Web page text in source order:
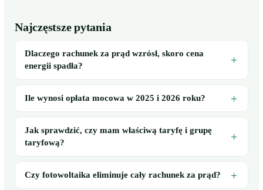
Najczęstsze pytania
Dlaczego rachunek za prąd wzrósł, skoro cena
energii spadła?
Ile wynosi opłata mocowa w 2025 i 2026 roku?
Jak sprawdzić, czy mam właściwą taryfę i grupę
taryfową?
Czy fotowoltaika eliminuje cały rachunek za prąd?